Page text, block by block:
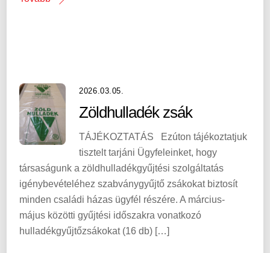
2026.03.05.
Zöldhulladék zsák
TÁJÉKOZTATÁS Ezúton tájékoztatjuk
tisztelt tarjáni Ügyfeleinket, hogy
társaságunk a zöldhulladékgyűjtési szolgáltatás
igénybevételéhez szabványgyűjtő zsákokat biztosít
minden családi házas ügyfél részére. A március-
május közötti gyűjtési időszakra vonatkozó
hulladékgyűjtőzsákokat (16 db) […]